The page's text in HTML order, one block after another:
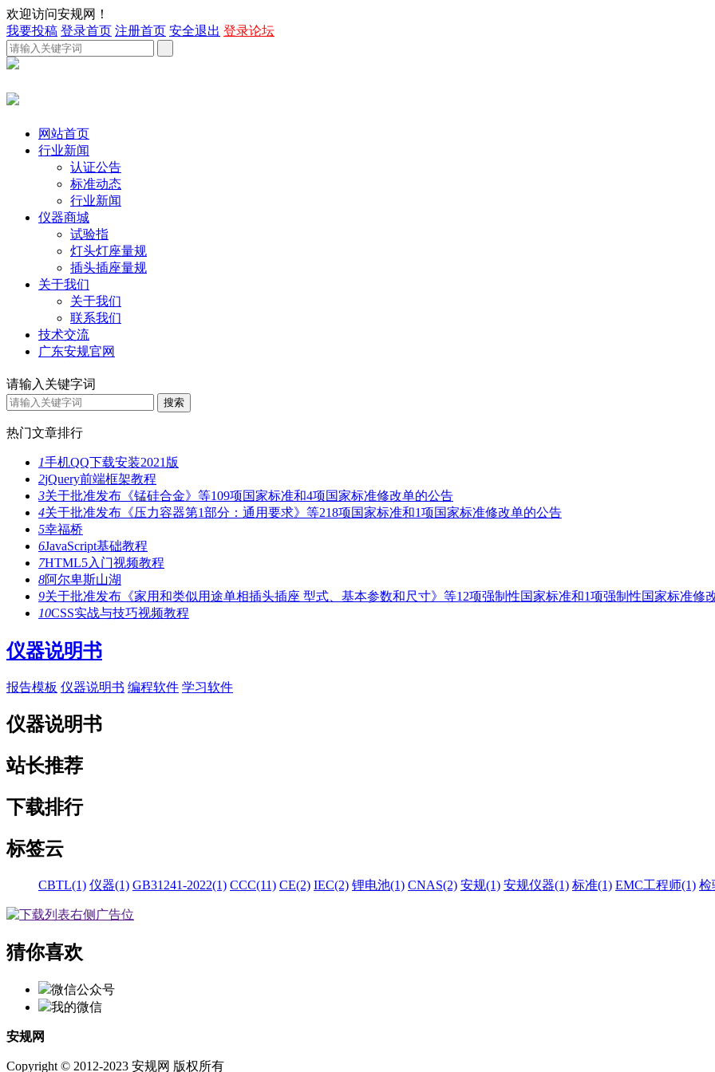
欢迎访问安规网！
我要投稿 登录首页 注册首页 安全退出 登录论坛
网站首页
行业新闻
认证公告
标准动态
行业新闻
仪器商城
试验指
灯头灯座量规
插头插座量规
关于我们
关于我们
联系我们
技术交流
广东安规官网
请输入关键字词
热门文章排行
1手机QQ下载安装2021版
2jQuery前端框架教程
3关于批准发布《锰硅合金》等109项国家标准和4项国家标准修改单的公告
4关于批准发布《压力容器第1部分：通用要求》等218项国家标准和1项国家标准修改单的公告
5幸福桥
6JavaScript基础教程
7HTML5入门视频教程
8阿尔卑斯山湖
9关于批准发布《家用和类似用途单相插头插座 型式、基本参数和尺寸》等12项强制性国家标准和1项强制性国家标准修
10CSS实战与技巧视频教程
仪器说明书
报告模板 仪器说明书 编程软件 学习软件
仪器说明书
站长推荐
下载排行
标签云
CBTL(1) 仪器(1) GB31241-2022(1) CCC(11) CE(2) IEC(2) 锂电池(1) CNAS(2) 安规(1) 安规仪器(1) 标准(1) EMC工程师(1) 检
猜你喜欢
微信公众号
我的微信
安规网
Copyright © 2012-2023 安规网 版权所有